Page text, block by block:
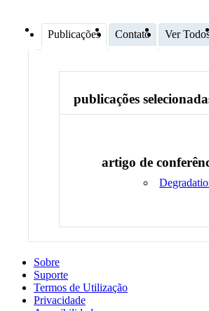
Publicações Contato Ver
publicações
artigo de
Sobre
Suporte
Termos de Utilização
Privacidade